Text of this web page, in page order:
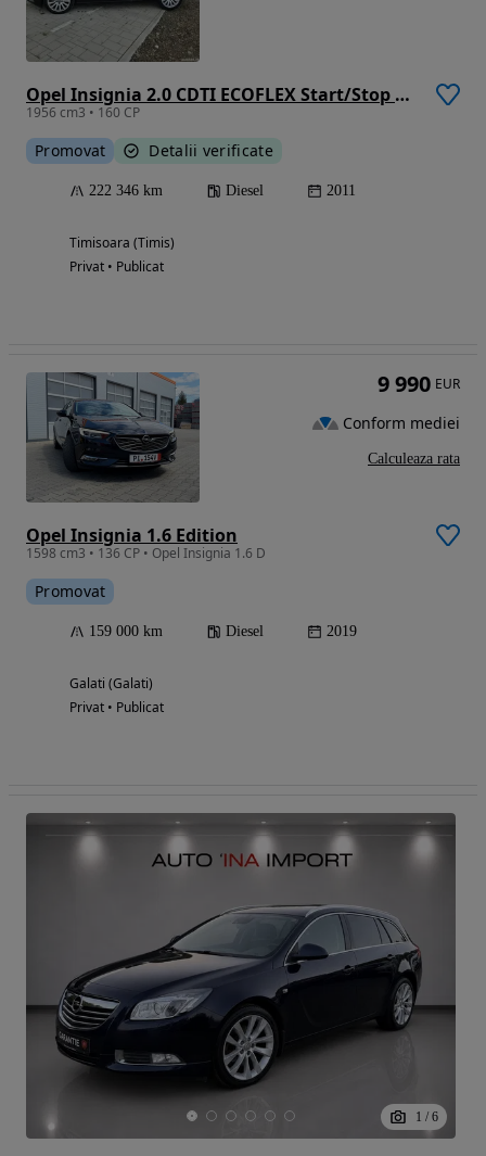
Opel Insignia 2.0 CDTI ECOFLEX Start/Stop 150 Jahre
1956 cm3 • 160 CP
Promovat Detalii verificate
222 346 km Diesel 2011
Timisoara (Timis)
Privat • Publicat
Opel Insignia 1.6 Edition
1598 cm3 • 136 CP • Opel Insignia 1.6 D
Promovat
159 000 km Diesel 2019
Galati (Galati)
Privat • Publicat
9 990 EUR
Conform mediei
Calculeaza rata
1 / 6